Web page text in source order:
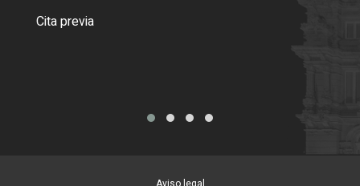
Cita previa